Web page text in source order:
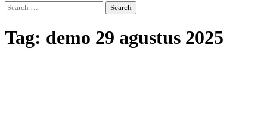
Search
for:
Tag: demo 29 agustus 2025